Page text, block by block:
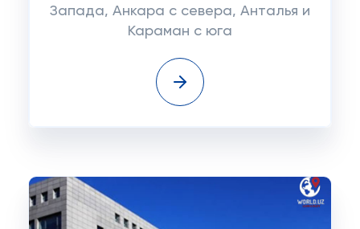
Запада, Анкара с севера, Анталья и
Караман с юга